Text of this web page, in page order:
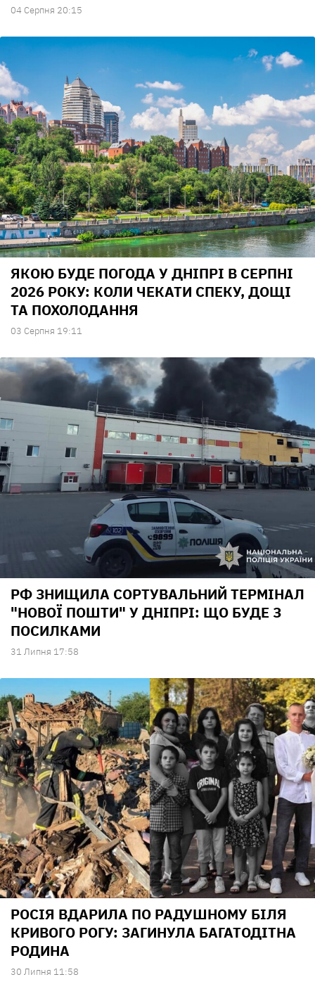
04 Серпня 20:15
ЯКОЮ БУДЕ ПОГОДА У ДНІПРІ В СЕРПНІ
2026 РОКУ: КОЛИ ЧЕКАТИ СПЕКУ, ДОЩІ
ТА ПОХОЛОДАННЯ
03 Серпня 19:11
РФ ЗНИЩИЛА СОРТУВАЛЬНИЙ ТЕРМІНАЛ
"НОВОЇ ПОШТИ" У ДНІПРІ: ЩО БУДЕ З
ПОСИЛКАМИ
31 Липня 17:58
РОСІЯ ВДАРИЛА ПО РАДУШНОМУ БІЛЯ
КРИВОГО РОГУ: ЗАГИНУЛА БАГАТОДІТНА
РОДИНА
30 Липня 11:58